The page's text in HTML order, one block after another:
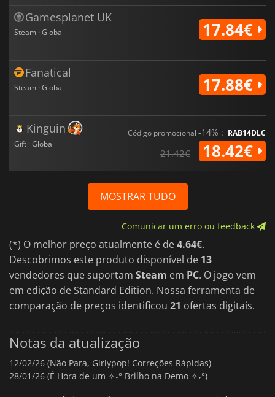
Gamesplanet UK
Steam · Global 17.84€
Fanatical
Steam · Global 17.88€
Kinguin
Gift · Global
Código promocional -14% : RAB14DLC
21.42€ 18.42€
MOSTRAR TUDO
Comunicar um erro ou feedback
(*) O melhor preço atualmente é de4.64€.
Descobrimos este produto disponível de 13
vendedores que suportam Steam em PC. O jogo vem
em edição de Standard Edition. Nossa ferramenta de
comparação de preços identificou 21 ofertas digitais.
Notas da atualização
12/02/26 (Não Para, Girlypop! Correções Rápidas)
28/01/26 (É Hora de um ✧˖° Brilho na Demo ✧˖°)